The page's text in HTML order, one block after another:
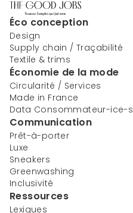
Éco conception
Design
Supply chain / Traçabilité
Textile & trims
Économie de la mode
Circularité / Services
Made in France
Data Consommateur-ice-s
Communication
Prêt-à-porter
Luxe
Sneakers
Greenwashing
Inclusivité
Ressources
Lexiques